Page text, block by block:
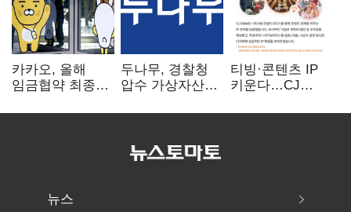
카카오, 올해
임금협약 최종
인상·격려금
두나무, 경찰청
압수 가상자산
커스터디 사업
티빙·콘텐츠 IP
키운다…CJ
글로벌 확장 가속
뉴스